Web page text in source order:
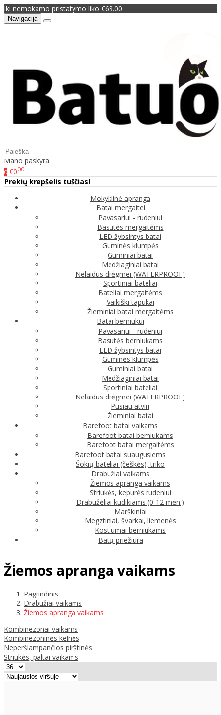
Iki nemokamo pristatymo liko €68.00
Navigacija
Mano paskyra
0 €000
Prekių krepšelis tuščias!
Mokyklinė apranga
Batai mergaitei
Pavasariui - rudeniui
Basutės mergaitėms
LED žybsintys batai
Guminės klumpės
Guminiai batai
Medžiaginiai batai
Nelaidūs drėgmei (WATERPROOF)
Sportiniai bateliai
Bateliai mergaitėms
Vaikiški tapukai
Žieminiai batai mergaitėms
Batai berniukui
Pavasariui - rudeniui
Basutės berniukams
LED žybsintys batai
Guminės klumpės
Guminiai batai
Medžiaginiai batai
Sportiniai bateliai
Nelaidūs drėgmei (WATERPROOF)
Pusiau atviri
Žieminiai batai
Barefoot batai vaikams
Barefoot batai berniukams
Barefoot batai mergaitėms
Barefoot batai suaugusiems
Šokių bateliai (češkės), triko
Drabužiai vaikams
Žiemos apranga vaikams
Striukės, kepurės rudeniui
Drabužėliai kūdikiams (0-12 mėn.)
Marškiniai
Megztiniai, švarkai, liemenės
Kostiumai berniukams
Batų priežiūra
Žiemos apranga vaikams
Pagrindinis
Drabužiai vaikams
Žiemos apranga vaikams
Kombinezonai vaikams
Kombinezoninės kelnės
Neperšlampančios pirštinės
Striukės, paltai vaikams